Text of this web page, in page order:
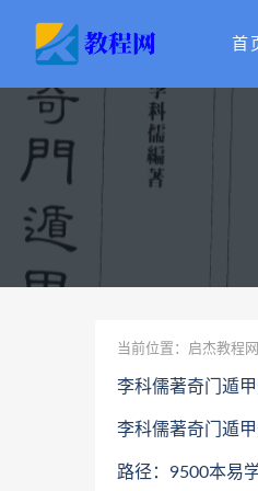
首
当前位置： 启杰教程网
李科儒著奇门遁
李科儒著奇门遁
路径：9500本易